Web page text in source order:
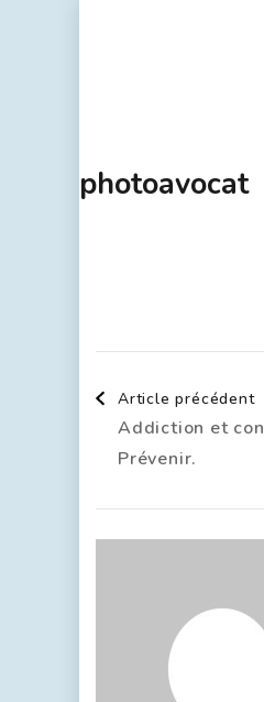
photoavocat
Article précédent
Addiction et
Prévenir.